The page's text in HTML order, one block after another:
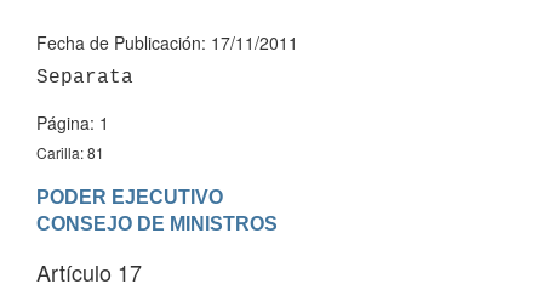
Fecha de Publicación: 17/11/2011
Página: 1
Carilla: 81
PODER EJECUTIVO
Artículo 17